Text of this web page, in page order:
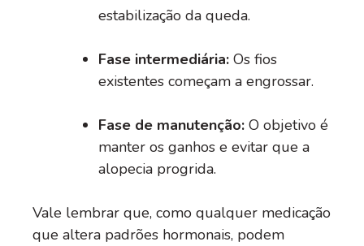
estabilização da queda.
Fase intermediária: Os fios
existentes começam a engrossar.
Fase de manutenção: O objetivo é
manter os ganhos e evitar que a
alopecia progrida.
Vale lembrar que, como qualquer medicação
que altera padrões hormonais, podem